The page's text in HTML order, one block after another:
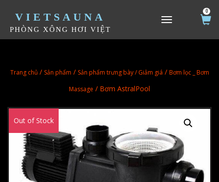
VIETSAUNA
PHÒNG XÔNG HƠI VIỆT
TOGGLE NAVIGATION
0
Trang chủ/ Sản phẩm / Sản phẩm trưng bày / Giảm giá / Bơm lọc _ Bơm
Massage / Bơm AstralPool
Out of Stock